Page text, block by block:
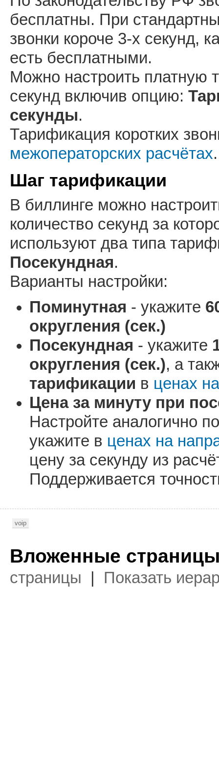
бесплатны. При
звонки короче 3-х секунд,
есть бесплатными.
Можно настроить платную
секунд включив опцию:
секунды.
Тарификация коротких
межоператорских расчётах.
Шаг тарификации
В биллинге можно
количество секунд за
используют два типа
Посекундная.
Варианты настройки:
Поминутная - укажите
округления (сек.)
Посекундная - укажите
округления (сек.), а
тарификации в ценах
Цена за минуту при
Настройте аналогично
укажите в ценах на
цену за секунду из
Поддерживается
voip
Вложенные
страницы Показать